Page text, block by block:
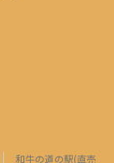
和牛の道の駅(直売